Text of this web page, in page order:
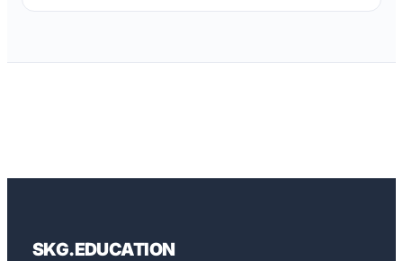
SKG.EDUCATION